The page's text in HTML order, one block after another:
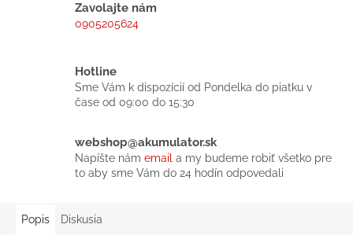
Zavolajte nám
0905205624
Hotline
Sme Vám k dispozícií od Pondelka do piatku v
čase od 09:00 do 15:30
webshop@akumulator.sk
Napíšte nám email a my budeme robiť všetko pre
to aby sme Vám do 24 hodín odpovedali
Popis Diskusia